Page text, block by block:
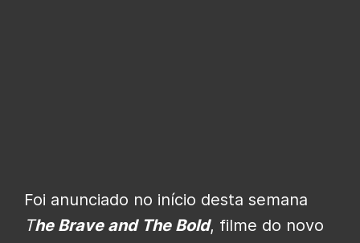
Foi anunciado no início desta semana
The Brave and The Bold, filme do novo